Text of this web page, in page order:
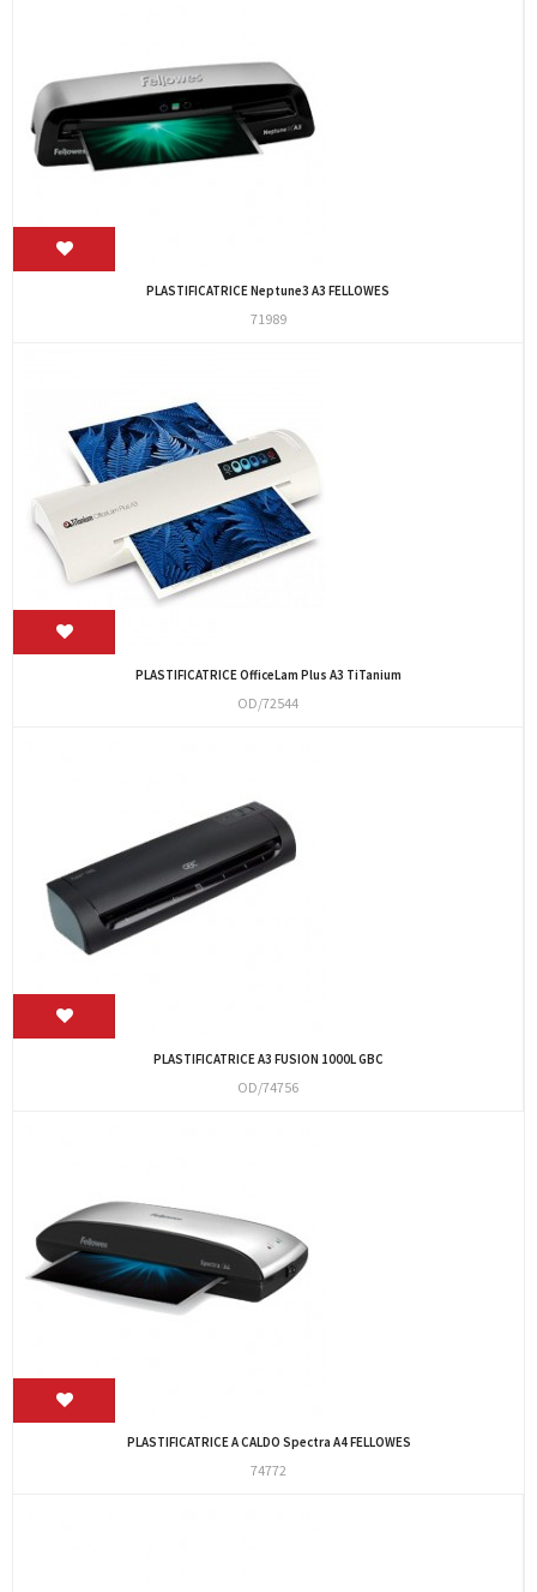
PLASTIFICATRICE Neptune3 A3 FELLOWES
71989
PLASTIFICATRICE OfficeLam Plus A3 TiTanium
OD/72544
PLASTIFICATRICE A3 FUSION 1000L GBC
OD/74756
PLASTIFICATRICE A CALDO Spectra A4 FELLOWES
74772